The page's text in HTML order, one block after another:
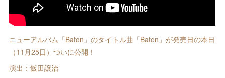
ニューアルバム「Baton」のタイトル曲「Baton」が発売日の本日
（11月25日）ついに公開！
演出：飯田譲治